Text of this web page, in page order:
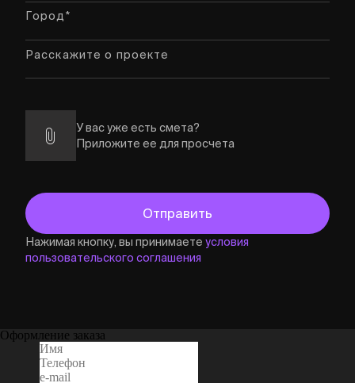
У вас уже есть смета?
Приложите ее для просчета
Нажимая кнопку, вы принимаете условия
пользовательского соглашения
Оформление заказа